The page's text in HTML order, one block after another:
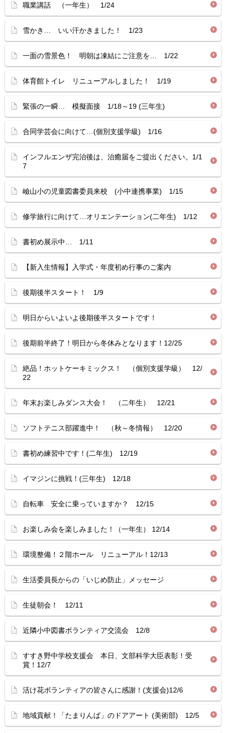
職業講話 （一年生） 1/24
雪かき… いい汗かきました！ 1/23
一面の雪景色！ 明朝は凍結にご注意を… 1/22
体育館トイレ リニューアルしました！ 1/19
緊張の一瞬… 模擬面接 1/18～19 (三年生)
合同学芸会に向けて…(個別支援学級) 1/16
インフルエンザ完治後は、治癒届をご提出ください。1/1
7
嶮山小の児童図書委員来校 (小中連携事業) 1/15
修学旅行に向けて…オリエンテーション(二年生) 1/12
書初め展示中… 1/11
【新入生情報】入学式・年度初め行事のご案内
後期後半スタート！ 1/9
明日からいよいよ後期後半スタートです！
後期前半終了！明日から冬休みとなります！12/25
絶品！ホットケーキミックス！ （個別支援学級） 12/
22
年末お楽しみダンス大会！ （二年生） 12/21
ソフトテニス部躍進中！ （秋～冬情報） 12/20
書初め練習中です！(二年生) 12/19
イマジンに挑戦！(三年生) 12/18
自転車 安全に乗っていますか？ 12/15
お楽しみ会を楽しみました！（一年生） 12/14
環境整備！２階ホール リニューアル！12/13
生活委員長からの「いじめ防止」メッセージ
生徒朝会！ 12/11
近隣小中図書ボランティア交流会 12/8
すすき野中学校支援会 本日、文部科学大臣表彰！受
賞！12/7
活け花ボランティアの皆さんに感謝！(支援会)12/6
地域貢献！「たまりんば」のドアアート (美術部) 12/5